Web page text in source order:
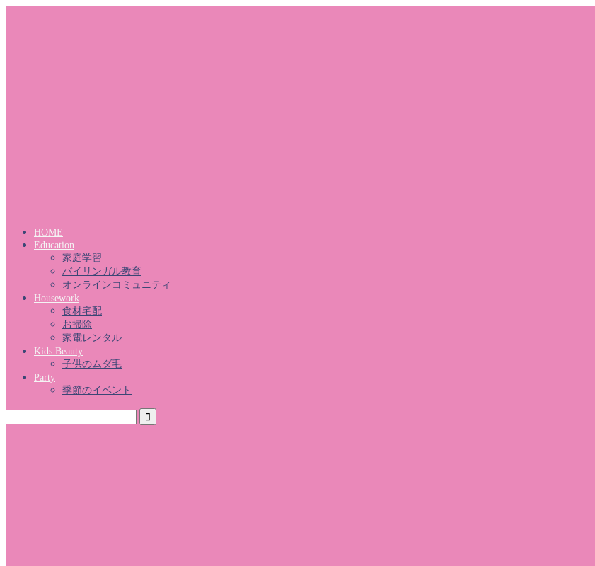
HOME
Education
家庭学習
バイリンガル教育
オンラインコミュニティ
Housework
食材宅配
お掃除
家電レンタル
Kids Beauty
子供のムダ毛
Party
季節のイベント